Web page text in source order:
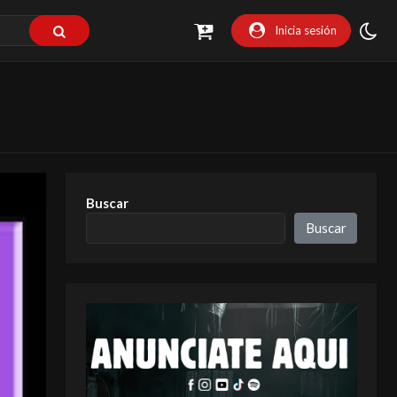
Inicia sesión
Buscar
Buscar